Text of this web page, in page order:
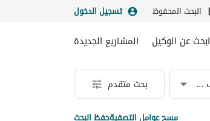
البحث المحفوظ تسجيل الدخول
ابحث عن الوكيل المشاريع الجديدة
عدد الغرف & الحمامات بحث متقدم
مسح عوامل التصفيةحفظ البحث